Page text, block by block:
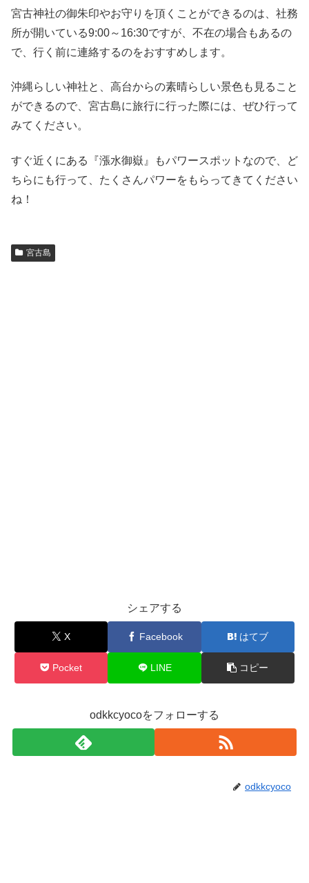
宮古神社の御朱印やお守りを頂くことができるのは、社務
所が開いている9:00～16:30ですが、不在の場合もあるの
で、行く前に連絡するのをおすすめします。
沖縄らしい神社と、高台からの素晴らしい景色も見ること
ができるので、宮古島に旅行に行った際には、ぜひ行って
みてください。
すぐ近くにある『漲水御嶽』もパワースポットなので、ど
ちらにも行って、たくさんパワーをもらってきてください
ね！
宮古島
シェアする
X Facebook はてブ
Pocket LINE コピー
odkkcyocoをフォローする
odkkcyoco